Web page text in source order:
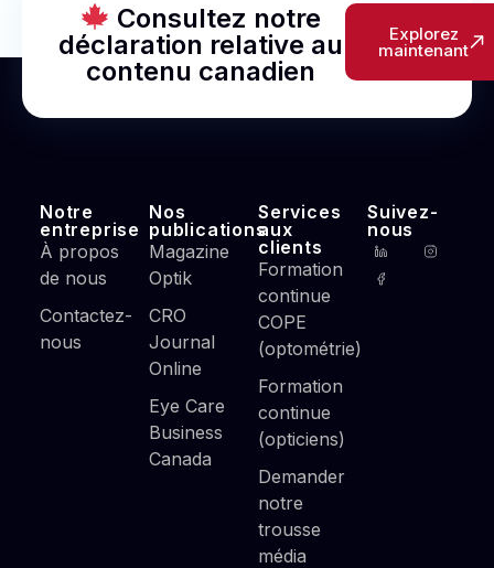
Consultez notre
déclaration relative au
contenu canadien
Explorez
maintenant
Notre
entreprise
À propos
de nous
Contactez-
nous
Nos
publications
Magazine
Optik
CRO
Journal
Online
Eye Care
Business
Canada
Services
aux
clients
Formation
continue
COPE
(optométrie)
Formation
continue
(opticiens)
Demander
notre
trousse
média
Suivez-
nous